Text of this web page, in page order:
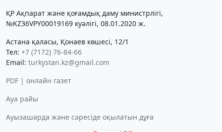
ҚР Ақпарат және қоғамдық даму министрлігі,
№KZ36VPY00019169 куәлігі, 08.01.2020 ж.
Астана қаласы, Қонаев көшесі, 12/1
Тел: +7 (7172) 76-84-66
Email: turkystan.kz@gmail.com
PDF | онлайн газет
Ауа райы
Ауызашарда және сәресіде оқылатын дұға